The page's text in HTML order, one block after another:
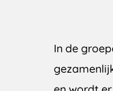
In de